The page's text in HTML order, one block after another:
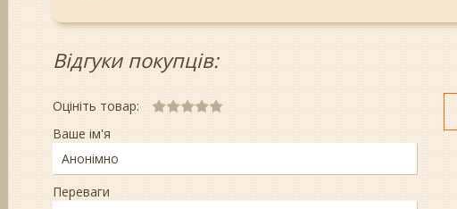
Відгуки покупців:
Оцініть товар:
Ваше ім'я
Переваги